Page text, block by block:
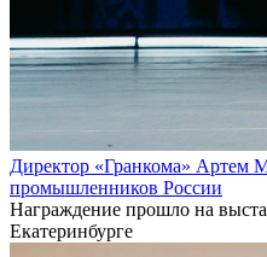
Директор «Гранкома»
промышленников России
Награждение прошло на
Екатеринбурге